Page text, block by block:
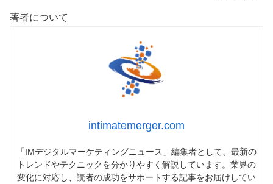
著者について
intimatemerger.com
「IMデジタルマーケティングニュース」編集者として、最新の
トレンドやテクニックを分かりやすく解説しています。業界の
変化に対応し、読者の成功をサポートする記事をお届けしてい